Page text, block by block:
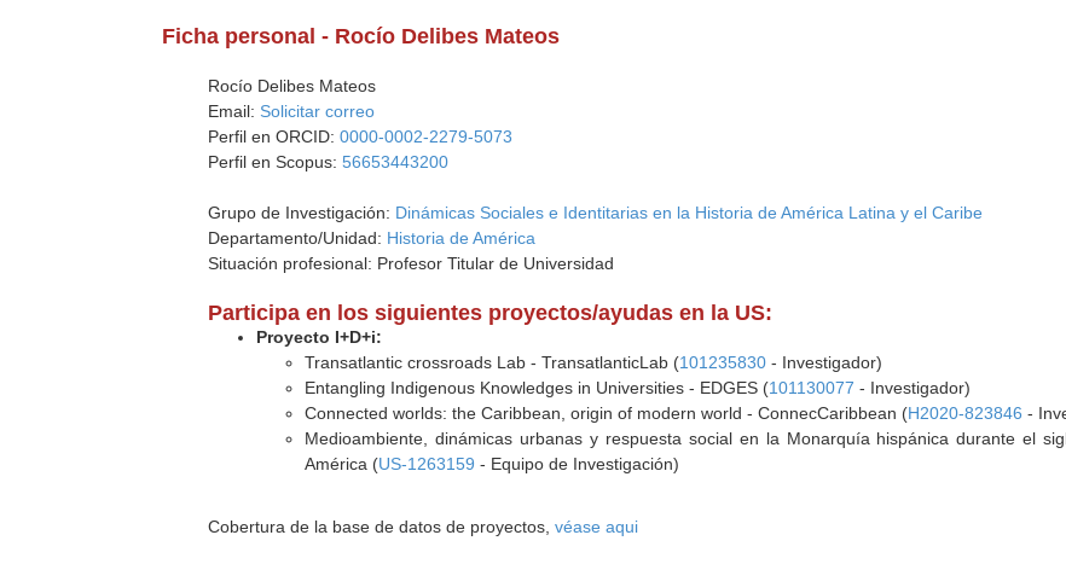
Ficha personal - Rocío Delibes Mateos
Rocío Delibes Mateos
Email: Solicitar correo
Perfil en ORCID:0000-0002-2279-5073
Perfil en Scopus:56653443200
Grupo de Investigación: Dinámicas Sociales e Identitarias en la Historia de América Latina y el Caribe
Departamento/Unidad: Historia de América
Situación profesional: Profesor Titular de Universidad
Participa en los siguientes proyectos/ayudas en la US:
Proyecto I+D+i:
Transatlantic crossroads Lab - TransatlanticLab (101235830 - Investigador)
Entangling Indigenous Knowledges in Universities - EDGES (101130077 - Investigador)
Connected worlds: the Caribbean, origin of modern world - ConnecCaribbean (H2020-823846 -
Medioambiente, dinámicas urbanas y respuesta social en la Monarquía hispánica durante el
América (US-1263159 - Equipo de Investigación)
Cobertura de la base de datos de proyectos,véase aqui